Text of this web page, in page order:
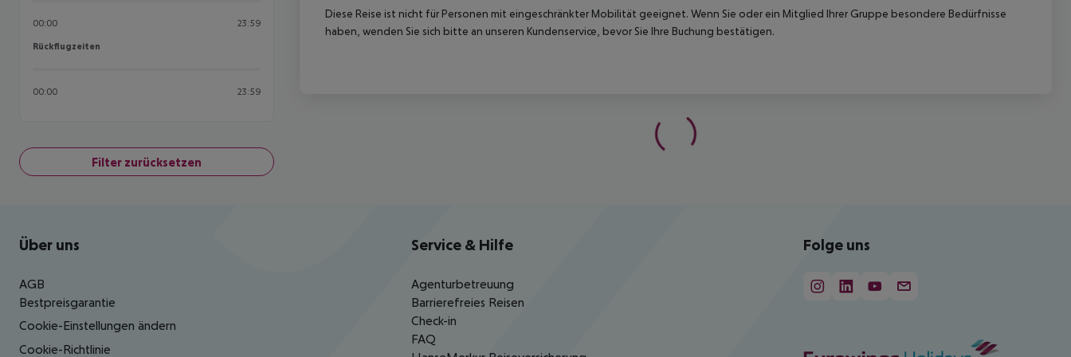
00:00 23:59
Rückflugzeiten
Rückflugzeiten
00:00 23:59
Filter zurücksetzen
Diese Reise ist nicht für Personen mit eingeschränkter Mobilität geeignet. Wenn Sie oder ein Mitglied Ihrer Gruppe besondere Bedürfnisse
haben, wenden Sie sich bitte an unseren Kundenservice, bevor Sie Ihre Buchung bestätigen.
Footer navigation
Über uns
AGB
Bestpreisgarantie
Cookie-Einstellungen ändern
Cookie-Richtlinie
Service & Hilfe
Agenturbetreuung
Barrierefreies Reisen
Check-in
FAQ
Folge uns